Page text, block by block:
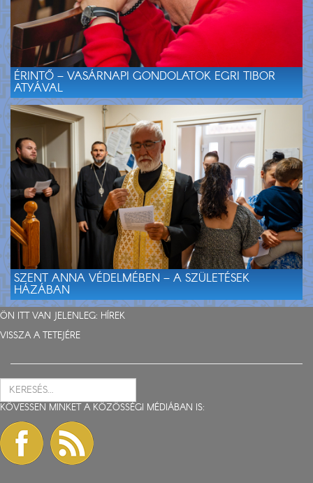
ÉRINTŐ – VASÁRNAPI GONDOLATOK EGRI TIBOR
ATYÁVAL
SZENT ANNA VÉDELMÉBEN – A SZÜLETÉSEK
HÁZÁBAN
ÖN ITT VAN JELENLEG: HÍREK
VISSZA A TETEJÉRE
KÖVESSEN MINKET A KÖZÖSSÉGI MÉDIÁBAN IS: